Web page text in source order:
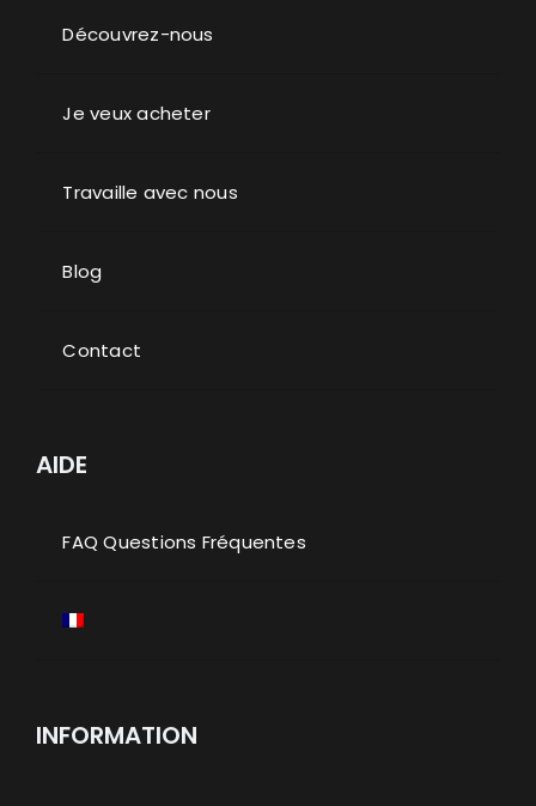
Découvrez-nous
Je veux acheter
Travaille avec nous
Blog
Contact
AIDE
FAQ Questions Fréquentes
INFORMATION